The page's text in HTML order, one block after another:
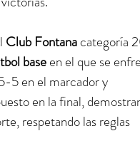
Club Fontana categoría
base en el que se
5 en el marcador y
en la final,
respetando las reglas